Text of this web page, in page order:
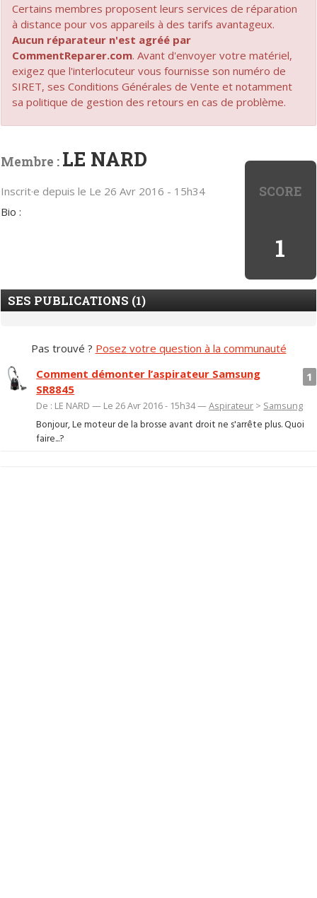
Certains membres proposent leurs services de réparation
à distance pour vos appareils à des tarifs avantageux.
Aucun réparateur n'est agréé par
CommentReparer.com. Avant d'envoyer votre matériel,
exigez que l'interlocuteur vous fournisse son numéro de
SIRET, ses Conditions Générales de Vente et notamment
sa politique de gestion des retours en cas de problème.
SCORE
1
Membre : LE NARD
Inscrit·e depuis le Le 26 Avr 2016 - 15h34
Bio :
SES PUBLICATIONS (1)
Pas trouvé ? Posez votre question à la communauté
1
Comment démonter l’aspirateur Samsung
SR8845
De : LE NARD — Le 26 Avr 2016 - 15h34 —Aspirateur > Samsung
Bonjour, Le moteur de la brosse avant droit ne s'arrête plus. Quoi
faire...?